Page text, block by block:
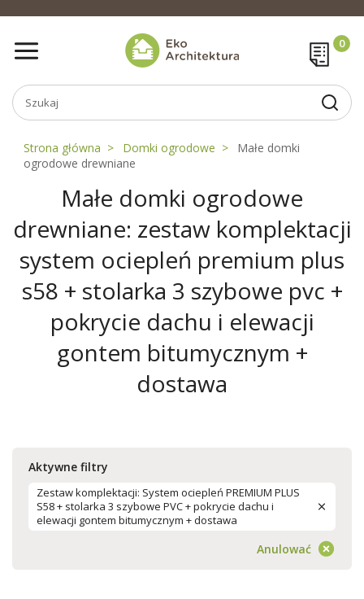
Strona główna Domki ogrodowe
Małe domki
ogrodowe drewniane
Małe domki ogrodowe
drewniane: zestaw komplektacji
system ociepleń premium plus
s58 + stolarka 3 szybowe pvc +
pokrycie dachu i elewacji
gontem bitumycznym +
dostawa
Aktywne filtry
Zestaw komplektacji: System ociepleń PREMIUM PLUS
S58 + stolarka 3 szybowe PVC + pokrycie dachu i
elewacji gontem bitumycznym + dostawa
Anulować